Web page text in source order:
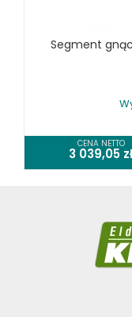
KOSZT DOSTAWY
Segment
CENA NETTO
3 039,05 zł